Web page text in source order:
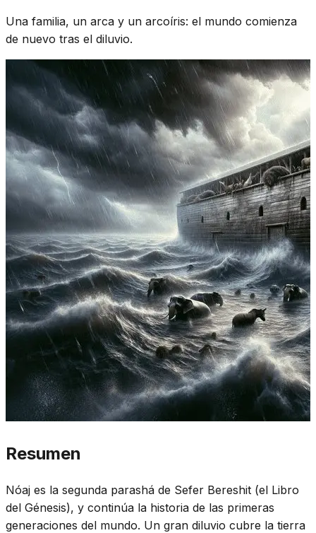
Una familia, un arca y un arcoíris: el mundo comienza
de nuevo tras el diluvio.
Resumen
Nóaj es la segunda parashá de Sefer Bereshit (el Libro
del Génesis), y continúa la historia de las primeras
generaciones del mundo. Un gran diluvio cubre la tierra